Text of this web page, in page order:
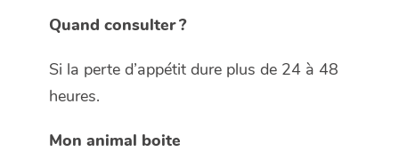
Quand consulter ?
Si la perte d’appétit dure plus de 24 à 48
heures.
Mon animal boite